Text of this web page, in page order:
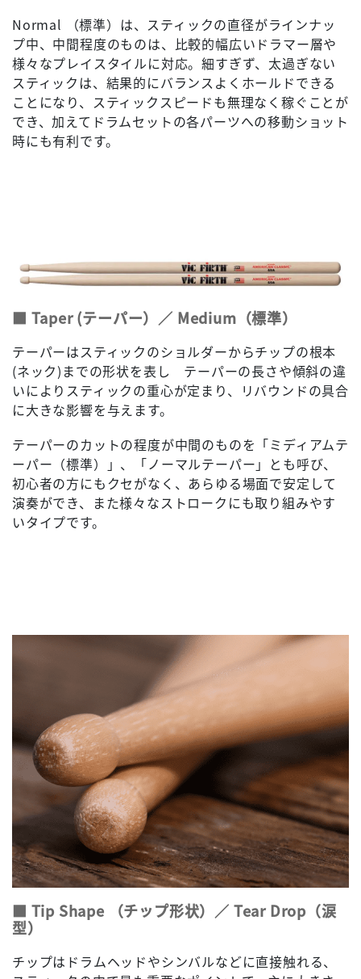
Normal （標準）は、スティックの直径がラインナッ
プ中、中間程度のものは、比較的幅広いドラマー層や
様々なプレイスタイルに対応。細すぎず、太過ぎない
スティックは、結果的にバランスよくホールドできる
ことになり、スティックスピードも無理なく稼ぐことが
でき、加えてドラムセットの各パーツへの移動ショット
時にも有利です。
■ Taper (テーパー）／ Medium（標準）
テーパーはスティックのショルダーからチップの根本
(ネック)までの形状を表し テーパーの長さや傾斜の違
いによりスティックの重心が定まり、リバウンドの具合
に大きな影響を与えます。
テーパーのカットの程度が中間のものを「ミディアムテ
ーパー（標準）」、「ノーマルテーパー」とも呼び、
初心者の方にもクセがなく、あらゆる場面で安定して
演奏ができ、また様々なストロークにも取り組みやす
いタイプです。
■ Tip Shape （チップ形状）／ Tear Drop（涙
型）
チップはドラムヘッドやシンバルなどに直接触れる、